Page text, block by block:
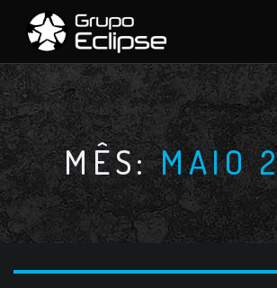
p
t
o
c
o
n
t
e
MÊS:MAIO